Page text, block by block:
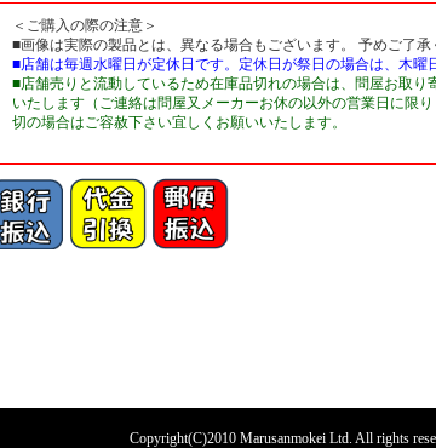
＜ご購入の際の注意＞
■画像は実際の製品とは、異なる場合もございます。 予めご了承
■店舗は毎週水曜日が定休日です。定休日が祭日の場合は、木曜
■店舗売りと流動しているため在庫品切れの場合は、問屋お取
いたします（ご連絡は問屋又メーカーお休の以外の営業日に限
切の場合はご容赦下さい宜しくお願いいたします。
Copyright(C)2010 Marusanmokei Ltd. All rights